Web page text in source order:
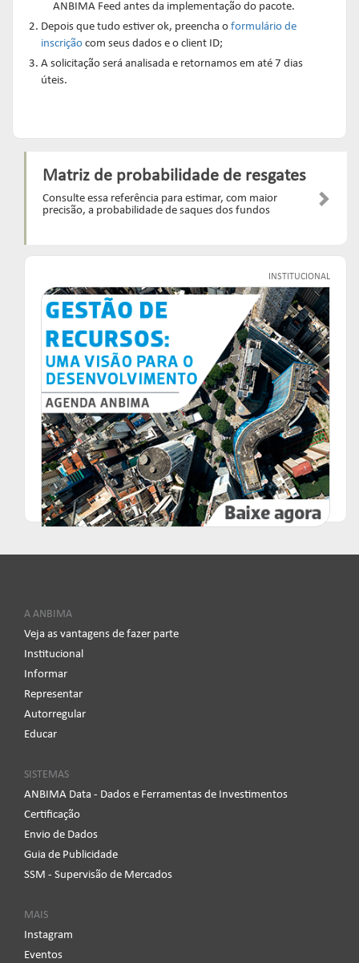
ANBIMA Feed antes da implementação do pacote.
Depois que tudo estiver ok, preencha o formulário de
inscrição com seus dados e o client ID;
A solicitação será analisada e retornamos em até 7 dias
úteis.
Matriz de probabilidade de resgates
Consulte essa referência para estimar, com maior
precisão, a probabilidade de saques dos fundos
INSTITUCIONAL
A ANBIMA
Veja as vantagens de fazer parte
Institucional
Informar
Representar
Autorregular
Educar
SISTEMAS
ANBIMA Data - Dados e Ferramentas de Investimentos
Certificação
Envio de Dados
Guia de Publicidade
SSM - Supervisão de Mercados
MAIS
Instagram
Eventos